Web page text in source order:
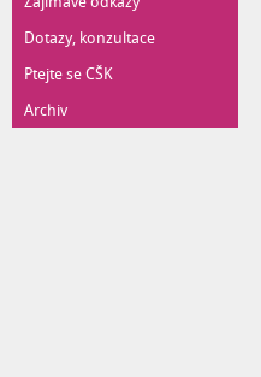
Dotazy, konzultace
Ptejte se CŠK
Archiv